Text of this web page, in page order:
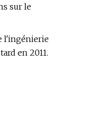
sur le
l'ingénierie
en 2011.